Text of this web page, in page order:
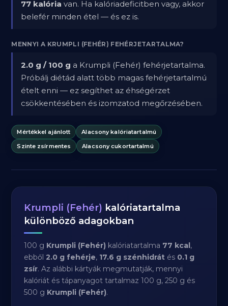
77 kalória van. Ha kalóriadeficitben vagy, akkor
belefér minden étel — és ez is.
MENNYI A KRUMPLI (FEHÉR) FEHÉRJETARTALMA?
2.0 g / 100 g a Krumpli (Fehér) fehérjetartalma.
Próbálj diétád alatt több magas fehérjetartalmú
ételt enni — ez segíthet az éhségérzet
csökkentésében és izomzatod megőrzésében.
Mértékkel ajánlott
Alacsony kalóriatartalmú
Szinte zsírmentes
Alacsony cukortartalmú
Krumpli (Fehér) kalóriatartalma
különböző adagokban
100 g Krumpli (Fehér) kalóriatartalma 77 kcal,
ebből2.0 g fehérje, 17.6 g szénhidrát és 0.1 g
zsír. Az alábbi kártyák megmutatják, mennyi
kalóriát és tápanyagot tartalmaz 100 g, 250 g és
500 g Krumpli (Fehér).